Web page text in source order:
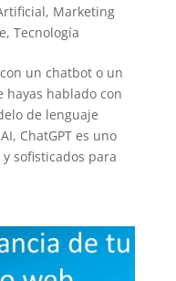
, Marketing
, Tecnología
un chatbot o un
hablado con
de lenguaje
ChatGPT es uno
sofisticados para